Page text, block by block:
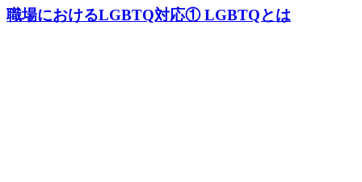
職場におけるLGBTQ対応① LGBTQとは